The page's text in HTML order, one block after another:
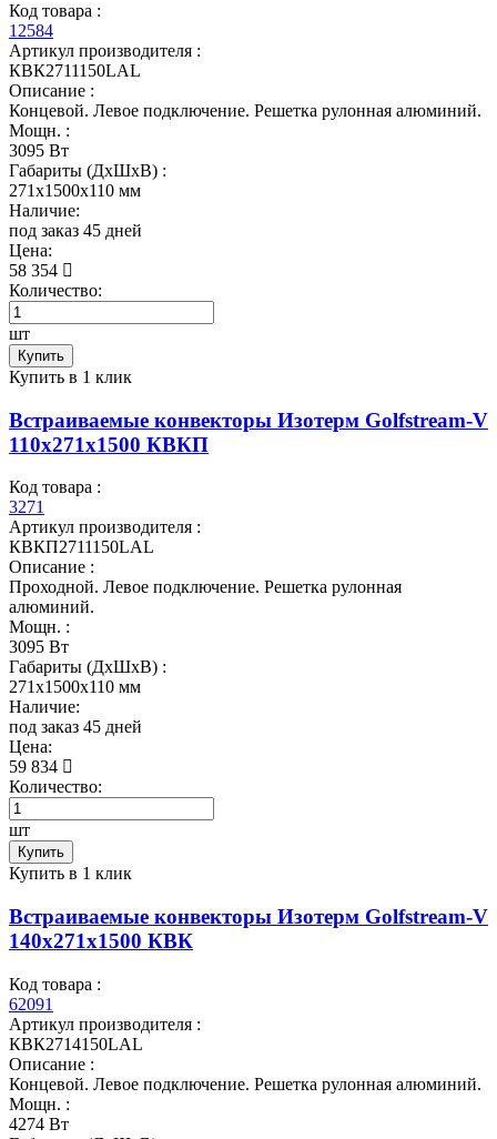
Код товара :
12584
Артикул производителя :
КВК2711150LAL
Описание :
Концевой. Левое подключение. Решетка рулонная алюминий.
Мощн. :
3095 Вт
Габариты (ДхШхВ) :
271x1500x110 мм
Наличие:
под заказ 45 дней
Цена:
58 354
Количество:
шт
Купить
Купить в 1 клик
Встраиваемые конвекторы Изотерм Golfstream-V
110x271x1500 КВКП
Код товара :
3271
Артикул производителя :
КВКП2711150LAL
Описание :
Проходной. Левое подключение. Решетка рулонная
алюминий.
Мощн. :
3095 Вт
Габариты (ДхШхВ) :
271x1500x110 мм
Наличие:
под заказ 45 дней
Цена:
59 834
Количество:
шт
Купить
Купить в 1 клик
Встраиваемые конвекторы Изотерм Golfstream-V
140x271x1500 КВК
Код товара :
62091
Артикул производителя :
КВК2714150LAL
Описание :
Концевой. Левое подключение. Решетка рулонная алюминий.
Мощн. :
4274 Вт